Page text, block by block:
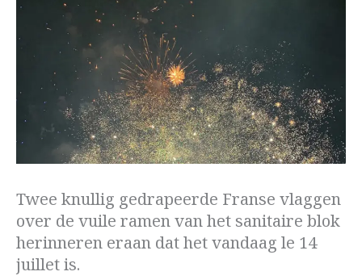
Twee knullig gedrapeerde Franse vlaggen
over de vuile ramen van het sanitaire blok
herinneren eraan dat het vandaag le 14
juillet is.